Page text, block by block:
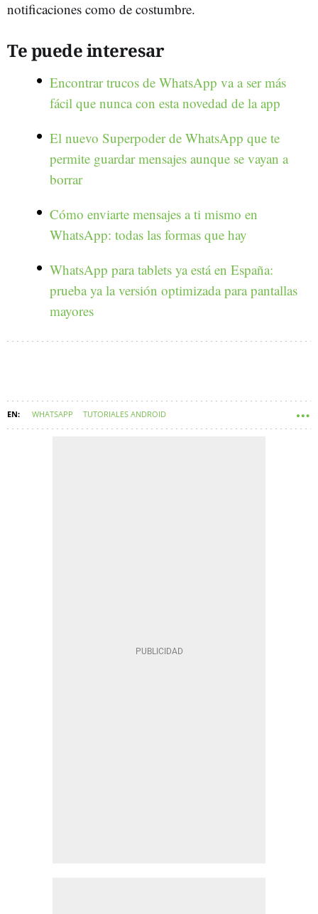
notificaciones como de costumbre.
Te puede interesar
Encontrar trucos de WhatsApp va a ser más
fácil que nunca con esta novedad de la app
El nuevo Superpoder de WhatsApp que te
permite guardar mensajes aunque se vayan a
borrar
Cómo enviarte mensajes a ti mismo en
WhatsApp: todas las formas que hay
WhatsApp para tablets ya está en España:
prueba ya la versión optimizada para pantallas
mayores
WHATSAPP TUTORIALES ANDROID